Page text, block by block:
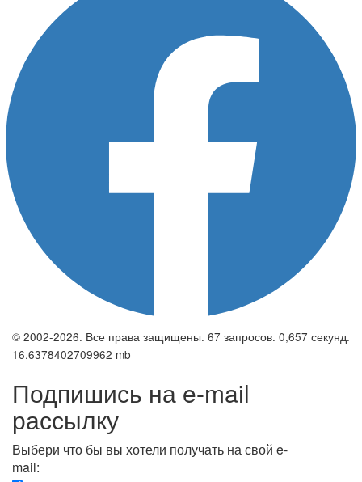
© 2002-2026. Все права защищены. 67 запросов. 0,657 секунд.
16.6378402709962 mb
Подпишись на e-mail
рассылку
Выбери что бы вы хотели получать на свой e-
mail: